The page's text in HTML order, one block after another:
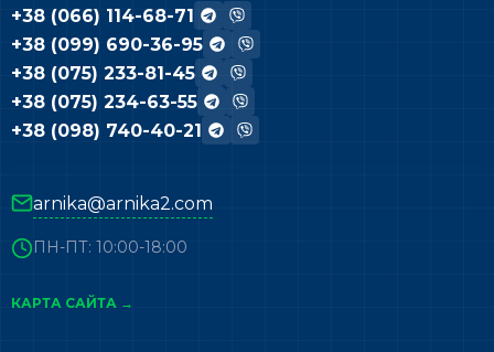
+38 (066) 114-68-71
+38 (099) 690-36-95
+38 (075) 233-81-45
+38 (075) 234-63-55
+38 (098) 740-40-21
arnika@arnika2.com
ПН-ПТ: 10:00-18:00
КАРТА САЙТА →